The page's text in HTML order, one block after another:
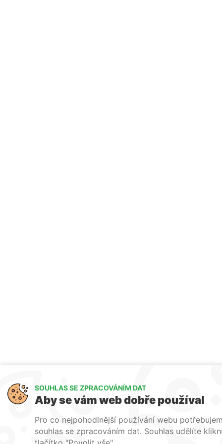
SOUHLAS SE ZPRACOVÁNÍM DAT
Aby se vám web dobře používal
Pro co nejpohodlnější používání webu
souhlas se zpracováním dat. Souhlas udělíte